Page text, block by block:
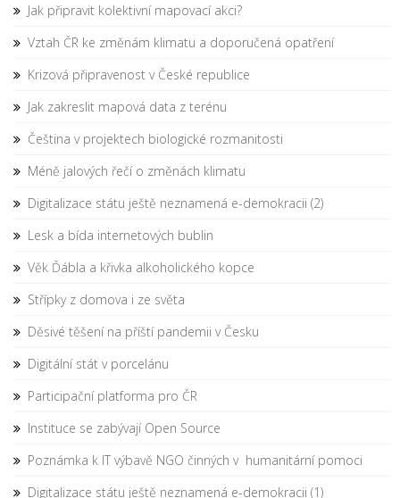
Jak připravit kolektivní mapovací akci?
Vztah ČR ke změnám klimatu a doporučená opatření
Krizová připravenost v České republice
Jak zakreslit mapová data z terénu
Čeština v projektech biologické rozmanitosti
Méně jalových řečí o změnách klimatu
Digitalizace státu ještě neznamená e-demokracii (2)
Lesk a bída internetových bublin
Věk Ďábla a křivka alkoholického kopce
Střípky z domova i ze světa
Děsivé těšení na příští pandemii v Česku
Digitální stát v porcelánu
Participační platforma pro ČR
Instituce se zabývají Open Source
Poznámka k IT výbavě NGO činných v humanitární pomoci
Digitalizace státu ještě neznamená e-demokracii (1)